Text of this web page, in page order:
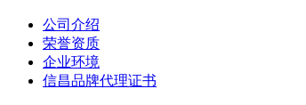
公司介绍
荣誉资质
企业环境
信昌品牌代理证书